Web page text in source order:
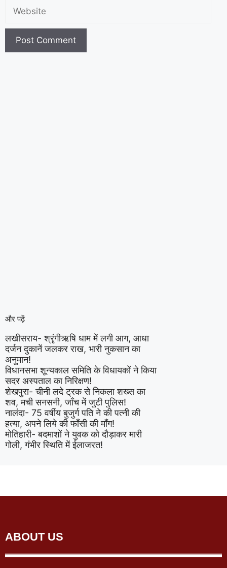
और पढ़ें
लखीसराय- श्रृंगीऋषि धाम में लगी आग, आधा
दर्जन दुकानें जलकर राख, भारी नुकसान का
अनुमान!
विधानसभा शून्यकाल समिति के विधायकों ने किया
सदर अस्पताल का निरिक्षण!
शेखपुरा- चीनी लदे ट्रक से निकला शख्स का
शव, मची सनसनी, जाँच में जुटी पुलिस!
नालंदा- 75 वर्षीय बुजुर्ग पति ने की पत्नी की
हत्या, अपने लिये की फाँसी की माँग!
मोतिहारी- बदमाशों ने युवक को दौड़ाकर मारी
गोली, गंभीर स्थिति में ईलाजरत!
ABOUT US